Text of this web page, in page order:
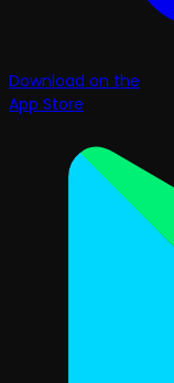
Download on the
App Store